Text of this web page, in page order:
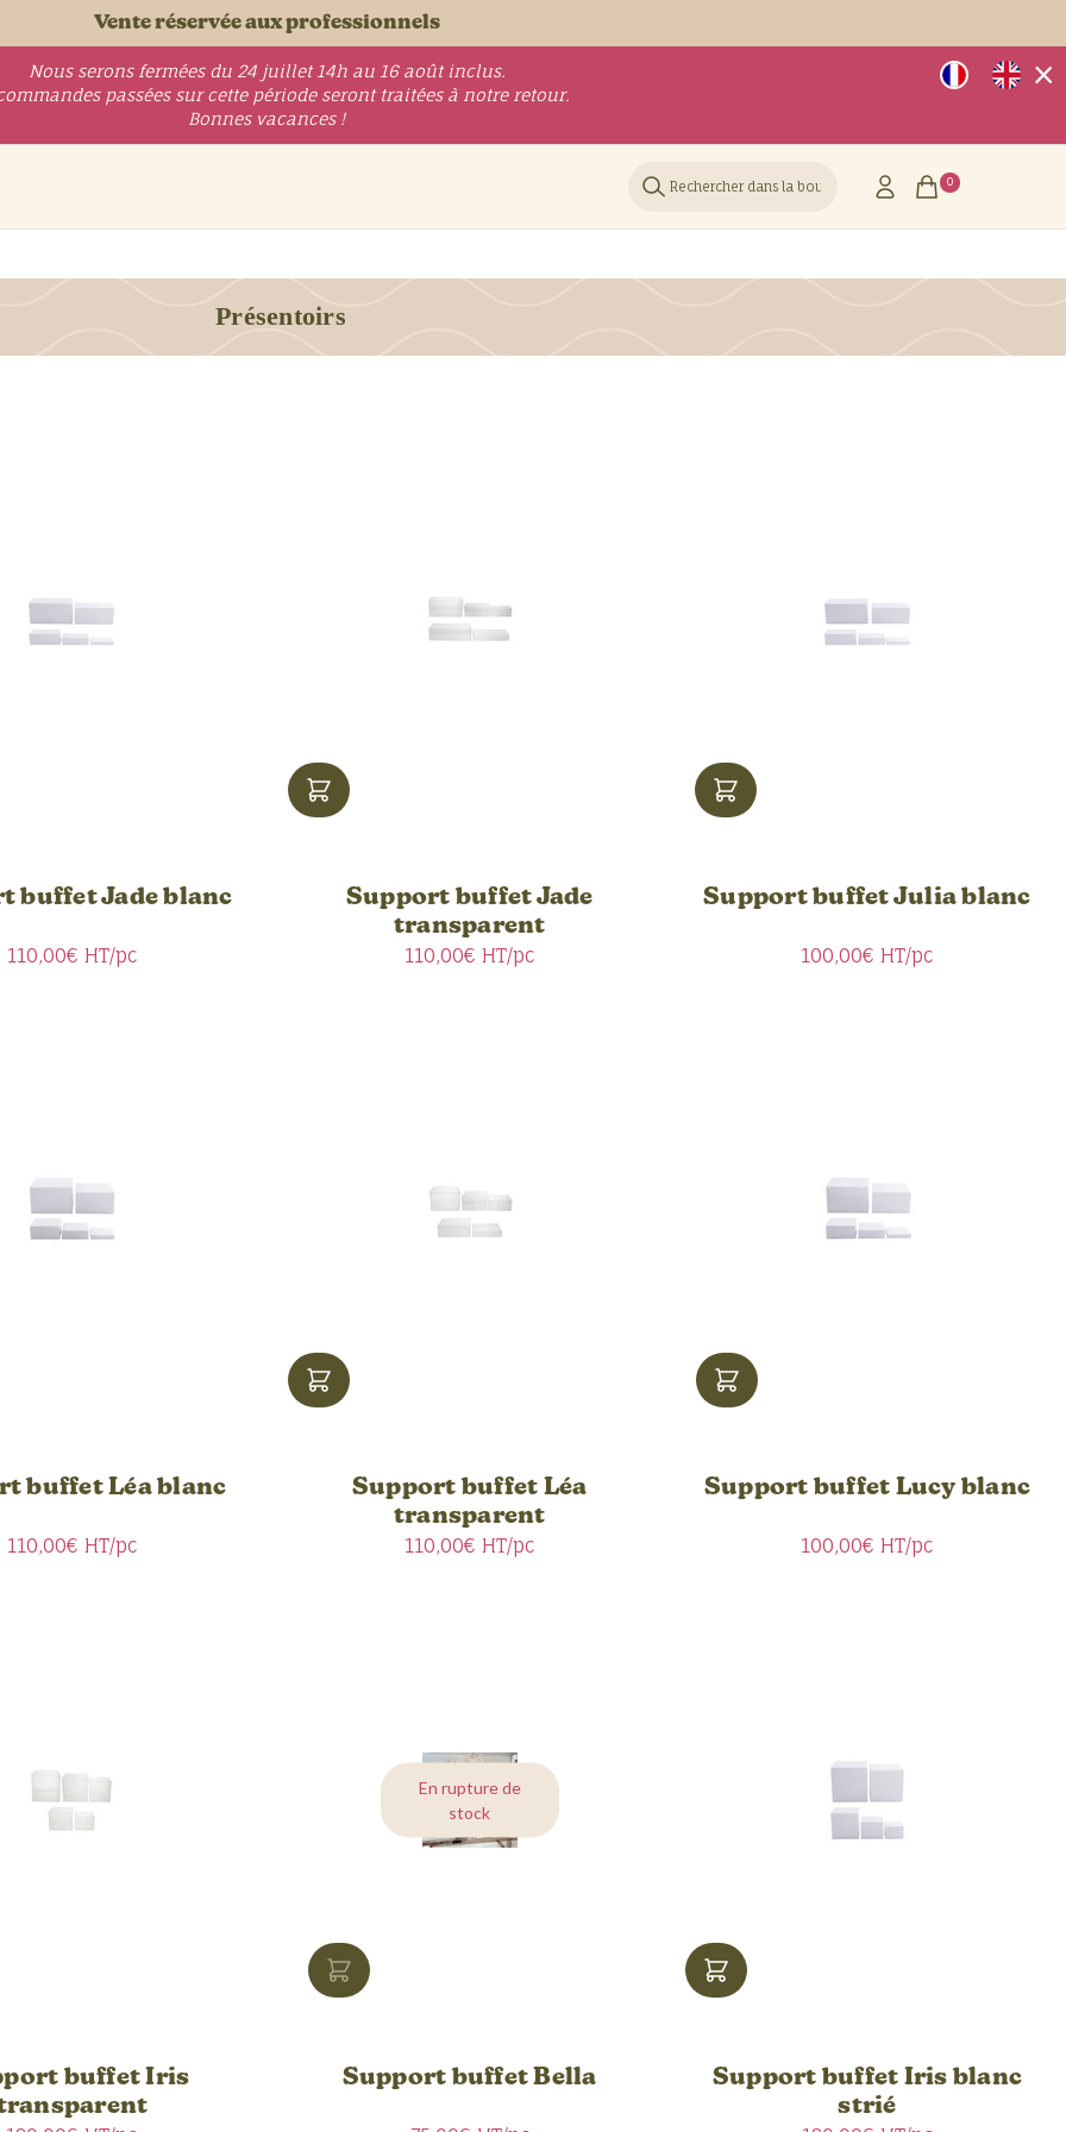
Vente réservée aux professionnels
Nous serons fermées du 24 juillet 14h au 16 août inclus.
passées sur cette période seront traitées à notre retour.
Bonnes vacances !
×
Rechercher 0
Présentoirs
buffet Jade blanc
110,00€ HT/pc
Support buffet Jade
transparent
110,00€ HT/pc
Support buffet Julia blanc
100,00€ HT/pc
buffet Léa blanc
110,00€ HT/pc
Support buffet Léa
transparent
110,00€ HT/pc
Support buffet Lucy blanc
100,00€ HT/pc
buffet Iris
En rupture de
stock
Support buffet Bella
Support buffet Iris blanc
strié